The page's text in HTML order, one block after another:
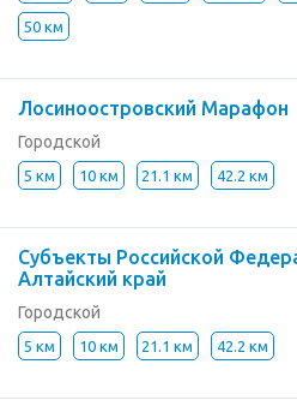
50 км
Лосиноостровский Марафон
Городской
5 км 10 км 21.1 км 42.2 км
Субъекты Российской
Алтайский край
Городской
5 км 10 км 21.1 км 42.2 км